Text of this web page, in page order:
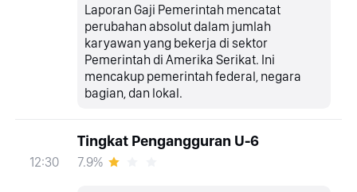
Laporan Gaji Pemerintah mencatat
perubahan absolut dalam jumlah
karyawan yang bekerja di sektor
Pemerintah di Amerika Serikat. Ini
mencakup pemerintah federal, negara
bagian, dan lokal.
12:30
Tingkat Pengangguran U-6
7.9%